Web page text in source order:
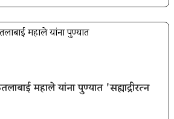
महाले यांना पुण्यात 'सह्याद्रीरत्न